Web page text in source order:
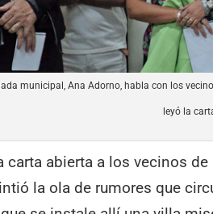
municipal, Ana Adorno, habla con los
leyó la
carta abierta a los vecinos
la ola de rumores que